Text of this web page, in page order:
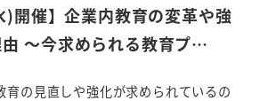
)開催】企業内教育の変革や強
～今求められる教育プ…
育の見直しや強化が求められているの